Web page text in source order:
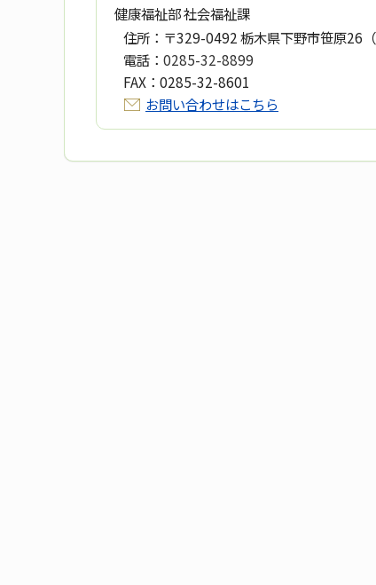
健康福祉部 社会福祉課
住所： 〒329-0492 栃木県下野市笹原26（
電話： 0285-32-8899
FAX： 0285-32-8601
お問い合わせはこちら